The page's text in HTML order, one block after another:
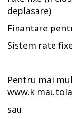
deplasare)
Finantare
Sistem rate
Pentru mai
sau